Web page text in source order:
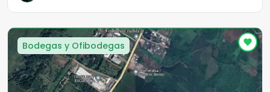
Bodegas y Ofibodegas